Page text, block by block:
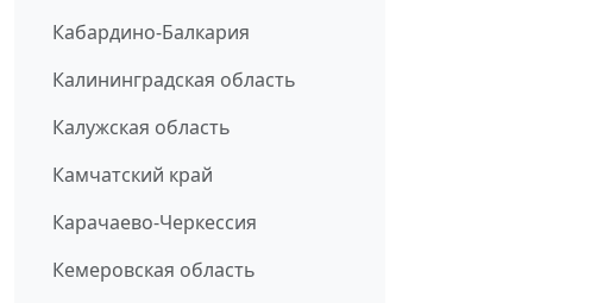
Кабардино-Балкария
Калининградская область
Калужская область
Камчатский край
Карачаево-Черкессия
Кемеровская область